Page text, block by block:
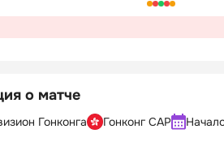
о матче
Гонконга Гонконг САР